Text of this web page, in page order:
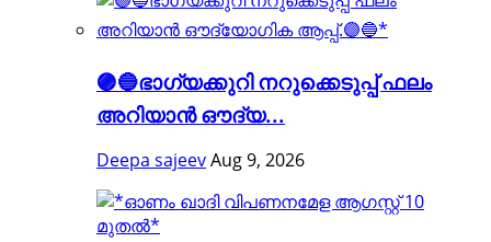
🟣🔵ഭാഗ്യക്കുറി നറുക്കെടുപ്പ് ഫലം
അറിയാൻ ഔദ്യ...
Deepa sajeevAug 9, 2026